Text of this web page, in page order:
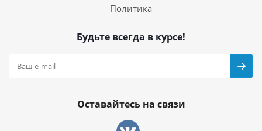
Политика
Будьте всегда в курсе!
Оставайтесь на связи